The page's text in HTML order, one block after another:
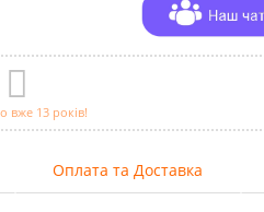
вже 13 років!
Оплата та Доставка